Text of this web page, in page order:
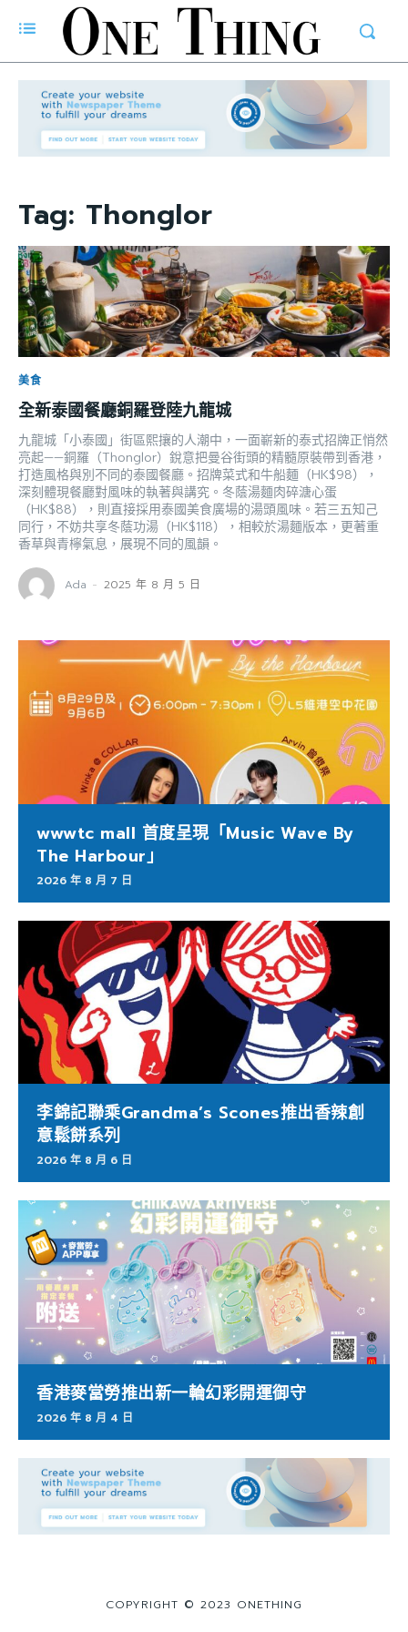
Tag: Thonglor
美食
全新泰國餐廳銅羅登陸九龍城
九龍城「小泰國」街區熙攘的人潮中，一面嶄新的泰式招牌正悄然
亮起——銅羅（Thonglor）銳意把曼谷街頭的精髓原裝帶到香港，
打造風格與別不同的泰國餐廳。招牌菜式和牛船麵（HK$98），
深刻體現餐廳對風味的執著與講究。冬蔭湯麵肉碎溏心蛋
（HK$88），則直接採用泰國美食廣場的湯頭風味。若三五知己
同行，不妨共享冬蔭功湯（HK$118），相較於湯麵版本，更著重
香草與青檸氣息，展現不同的風韻。
Ada - 2025 年 8 月 5 日
wwwtc mall 首度呈現「Music Wave By
The Harbour」
2026 年 8 月 7 日
李錦記聯乘Grandma’s Scones推出香辣創
意鬆餅系列
2026 年 8 月 6 日
香港麥當勞推出新一輪幻彩開運御守
2026 年 8 月 4 日
COPYRIGHT © 2023 ONETHING